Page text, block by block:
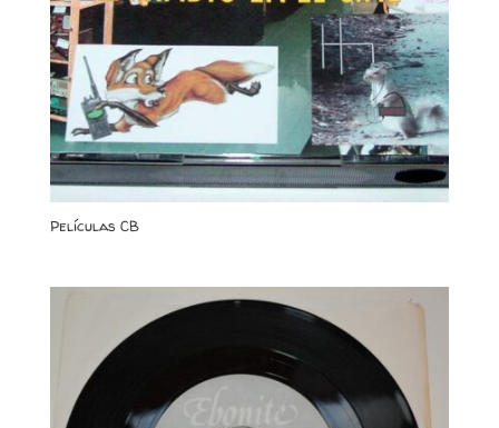
Películas CB